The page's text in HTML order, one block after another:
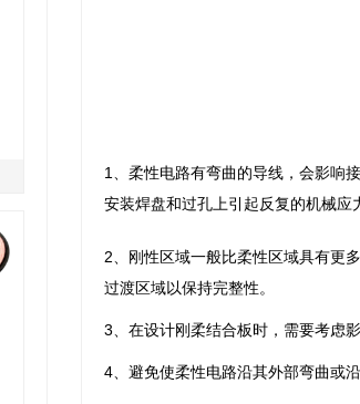
1、柔性电路有弯曲的导线，会影响
安装焊盘和过孔上引起反复的机械应
2、刚性区域一般比柔性区域具有更
过渡区域以保持完整性。
3、在设计刚柔结合板时，需要考虑
4、避免使柔性电路沿其外部弯曲或